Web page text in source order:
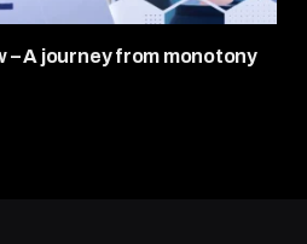
– A journey from monotony